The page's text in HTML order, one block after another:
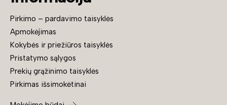
Pirkimo – pardavimo taisyklės
Apmokėjimas
Kokybės ir priežiūros taisyklės
Pristatymo sąlygos
Prekių grąžinimo taisyklės
Pirkimas išsimokėtinai